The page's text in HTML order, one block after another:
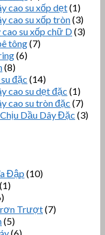
cao su xốp dẹt(1)
cao su xốp tròn(3)
su xốp chữ D(3)
tông(7)
(6)
(8)
đặc (14)
cao su dẹt đặc (1)
cao su tròn đặc (7)
Dầu Dây Đặc (3)
Đập (10)
(1)
Trượt(7)
(5)